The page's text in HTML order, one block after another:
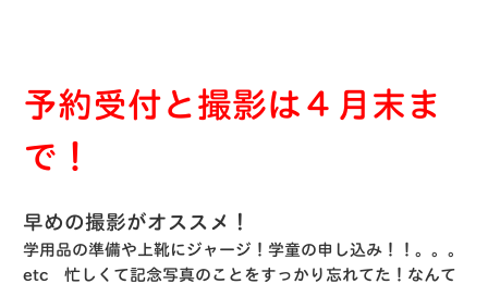
予約受付と撮影は４月末ま
で！
早めの撮影がオススメ！
学用品の準備や上靴にジャージ！学童の申し込み！！。。。
etc 忙しくて記念写真のことをすっかり忘れてた！なんて